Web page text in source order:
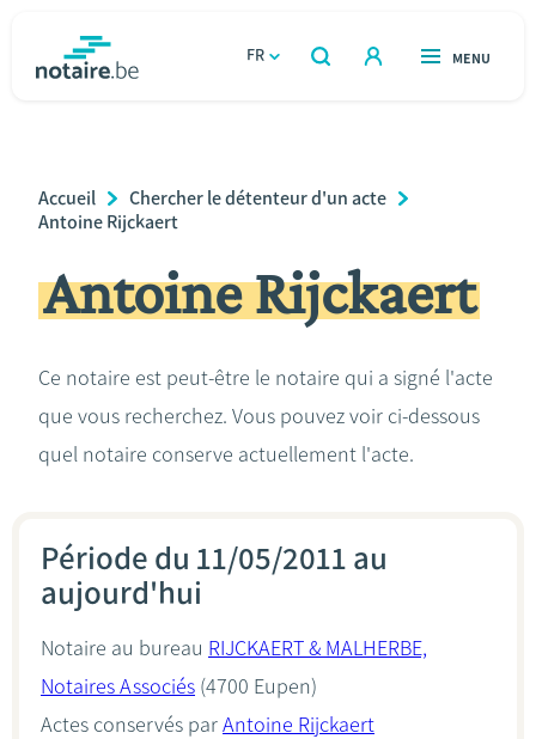
FR
OUVERT
RECHERCHER
OUVERT
MENU
Relations et vivre ensemble
Héritage et donations
Le notaire
Breadcrumb
Accueil
Chercher le détenteur d'un acte
Antoine Rijckaert
Antoine Rijckaert
Ce notaire est peut-être le notaire qui a signé l'acte
que vous recherchez. Vous pouvez voir ci-dessous
quel notaire conserve actuellement l'acte.
Période du 11/05/2011 au
aujourd'hui
Notaire au bureau RIJCKAERT & MALHERBE,
Notaires Associés (4700 Eupen)
Actes conservés parAntoine Rijckaert